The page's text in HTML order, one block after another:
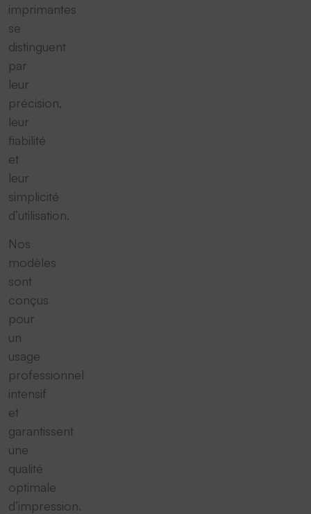
imprimantes
se
distinguent
par
leur
précision,
leur
fiabilité
et
leur
simplicité
d’utilisation.
Nos
modèles
sont
conçus
pour
un
usage
professionnel
intensif
et
garantissent
une
qualité
optimale
d’impression.